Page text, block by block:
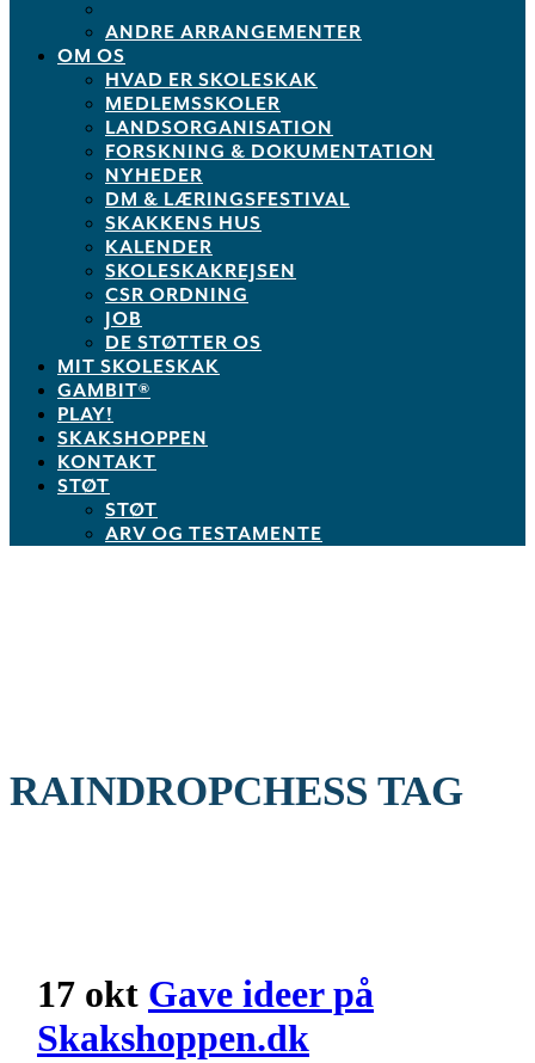
ANDRE ARRANGEMENTER
OM OS
HVAD ER SKOLESKAK
MEDLEMSSKOLER
LANDSORGANISATION
FORSKNING & DOKUMENTATION
NYHEDER
DM & LÆRINGSFESTIVAL
SKAKKENS HUS
KALENDER
SKOLESKAKREJSEN
CSR ORDNING
JOB
DE STØTTER OS
MIT SKOLESKAK
GAMBIT®
PLAY!
SKAKSHOPPEN
KONTAKT
STØT
STØT
ARV OG TESTAMENTE
RAINDROPCHESS TAG
17 okt Gave ideer på
Skakshoppen.dk